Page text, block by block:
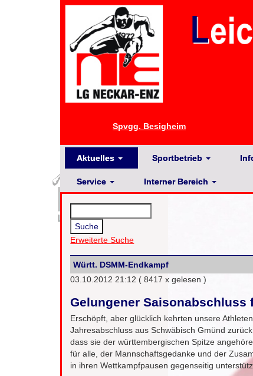
Spvgg. Besigheim
Aktuelles Sportbetrieb
Service Interner Bereich
Erweiterte Suche
Württ. DSMM-Endkampf
03.10.2012 21:12 ( 8417 x gelesen )
Gelungener Saisonabschluss
Erschöpft, aber glücklich kehrten unsere
Jahresabschluss aus Schwäbisch Gmünd
dass sie der württembergischen Spitze
für alle, der Mannschaftsgedanke und der
in ihren Wettkampfpausen gegenseitig